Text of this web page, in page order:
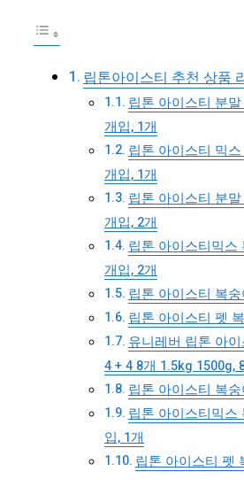
립톤아이스티 추천 상품
립톤 아이스티 분
개입, 1개
립톤 아이스티 믹
개입, 1개
립톤 아이스티 분
개입, 2개
립톤 아이스티믹스
개입, 2개
립톤 아이스티 복
립톤 아이스티 펫
유니레버 립톤 아
4 + 4 8개 1.5kg 1500g,
립톤 아이스티 복
립톤 아이스티믹스
입, 1개
립톤 아이스티 펫